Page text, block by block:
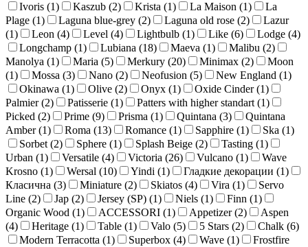
Ivoris (1) Kaszub (2) Krista (1) La Maison (1)
La
Plage (1) Laguna blue-grey (2) Laguna old rose (2)
Lazur
(1) Leon (4) Level (4) Lightbulb (1) Like (6) Lodge (4)
Longchamp (1) Lubiana (18) Maeva (1) Malibu (2)
Manolya (1) Maria (5) Merkury (20) Minimax (2)
Moon
(1) Mossa (3) Nano (2) Neofusion (5) New England (1)
Okinawa (1) Olive (2) Onyx (1) Oxide Cinder (1)
Palmier (2) Patisserie (1) Patters with higher standart (1)
Picked (2) Prime (9) Prisma (1) Quintana (3)
Quintana
Amber (1) Roma (13) Romance (1) Sapphire (1) Ska (1)
Sorbet (2) Sphere (1) Splash Beige (2) Tasting (1)
Urban (1) Versatile (4) Victoria (26) Vulcano (1)
Wave
Krosno (1) Wersal (10) Yindi (1) Гладкие декорации (1)
Класична (3) Miniature (2) Skiatos (4) Vira (1)
Servo
Line (2) Jap (2) Jersey (SP) (1) Niels (1) Finn (1)
Organic Wood (1) ACCESSORI (1) Appetizer (2)
Aspen
(4) Heritage (1) Table (1) Valo (5) 5 Stars (2) Chalk (6)
Modern Terracotta (1) Superbox (4) Wave (1)
Frostfire